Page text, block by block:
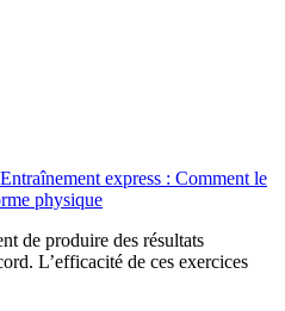
Entraînement express : Comment le
physique
de produire des résultats
L’efficacité de ces exercices